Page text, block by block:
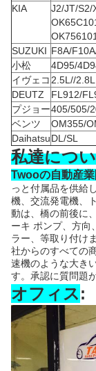
KIA
J2/JT/S2/
SUZUKI F8A/
小松
4D95/
イヴェコ 2.5L//2.8L
DEUTZ
FL912/
プジョー405/505/
ベンツ
OM355/
DaihatsuDL/SL
私達につ
Twooの自動産
っと付属品を供給
機、交流発電機、
動は、橋の前後に
ーキ ポンプ、方向
ラー、等取り付け
社からのすべての
速機のような大き
す。承認に質問題
オフィス: